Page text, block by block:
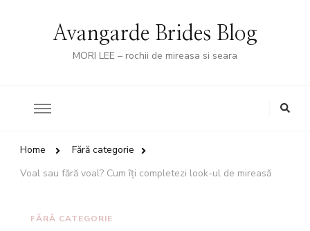
Avangarde Brides Blog
MORI LEE – rochii de mireasa si seara
Home
Fără categorie
Voal sau fără voal? Cum îți completezi look-ul de mireasă
FĂRĂ CATEGORIE